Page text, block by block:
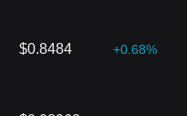
$0.8484 +0.68%